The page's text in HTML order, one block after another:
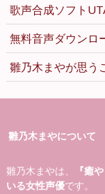
歌声合成ソフト
無料音声ダウンロ
雛乃木まやが思う
雛乃木まやについて
雛乃木まやは、
『癒
いる女性声優です。